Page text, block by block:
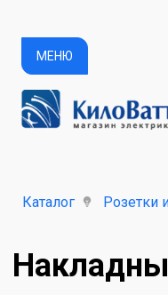
МЕНЮ
Каталог Розетки